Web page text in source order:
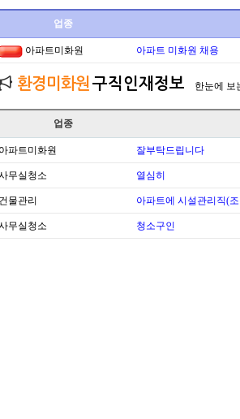
업종
아파트미화원 아파트 미화원 채용
환경미화원 구직인재정보 한눈에 보
업종
아파트미화원 잘부탁드립니다
무실청소 열심히
건물관리 아파트에 시설관리직(
무실청소 청소구인